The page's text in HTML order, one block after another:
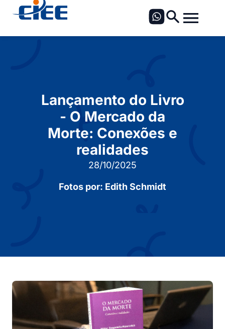
Lançamento do Livro
- O Mercado da
Morte: Conexões e
realidades
28/10/2025
Fotos por: Edith Schmidt